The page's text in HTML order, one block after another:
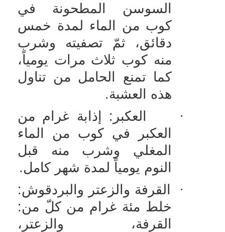
السوسن المطحونة في
كوب من الماء لمدة خمس
دقائق، ثمّ تصفيته وشرب
منه كوب ثلاث مرات يومياً،
كما تمنع الحامل من تناول
هذه العشبة.
·
العكبر: إذابة غرام من
العكبر في كوب من الماء
المغلي وشرب منه قبل
النوم يومياً لمدة شهر كامل.
·
القرفة والزعتر والبردقوش:
خلط مئة غرام من كلّ من:
القرفة، والزعتر،